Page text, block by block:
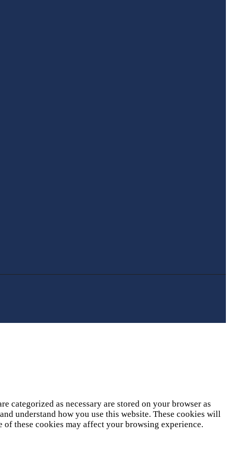
categorized as necessary are stored on your browser as
understand how you use this website. These cookies will
these cookies may affect your browsing experience.